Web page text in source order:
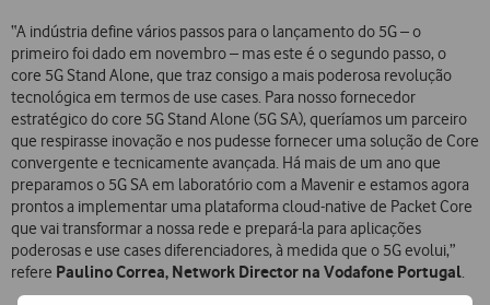
“A indústria define vários passos para o lançamento do 5G – o
primeiro foi dado em novembro – mas este é o segundo passo, o
core 5G Stand Alone, que traz consigo a mais poderosa revolução
tecnológica em termos de use cases. Para nosso fornecedor
estratégico do core 5G Stand Alone (5G SA), queríamos um parceiro
que respirasse inovação e nos pudesse fornecer uma solução de Core
convergente e tecnicamente avançada. Há mais de um ano que
preparamos o 5G SA em laboratório com a Mavenir e estamos agora
prontos a implementar uma plataforma cloud-native de Packet Core
que vai transformar a nossa rede e prepará-la para aplicações
poderosas e use cases diferenciadores, à medida que o 5G evolui,”
refere Paulino Correa, Network Director na Vodafone Portugal.